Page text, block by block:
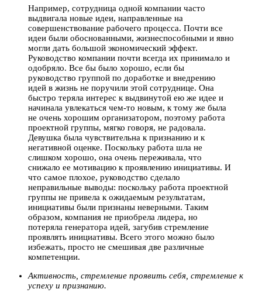
Например, сотрудница одной компании часто
выдвигала новые идеи, направленные на
совершенствование рабочего процесса. Почти все
идеи были обоснованными, жизнеспособными и явно
могли дать большой экономический эффект.
Руководство компании почти всегда их принимало и
одобряло. Все бы было хорошо, если бы
руководство группой по доработке и внедрению
идей в жизнь не поручили этой сотруднице. Она
быстро теряла интерес к выдвинутой ею же идее и
начинала увлекаться чем-то новым, к тому же была
не очень хорошим организатором, поэтому работа
проектной группы, мягко говоря, не радовала.
Девушка была чувствительна к признанию и к
негативной оценке. Поскольку работа шла не
слишком хорошо, она очень переживала, что
снижало ее мотивацию к проявлению инициативы. И
что самое плохое, руководство сделало
неправильные выводы: поскольку работа проектной
группы не привела к ожидаемым результатам,
инициативы были признаны неверными. Таким
образом, компания не приобрела лидера, но
потеряла генератора идей, загубив стремление
проявлять инициативы. Всего этого можно было
избежать, просто не смешивая две различные
компетенции.
Активность, стремление проявить себя, стремление к
успеху и признанию.